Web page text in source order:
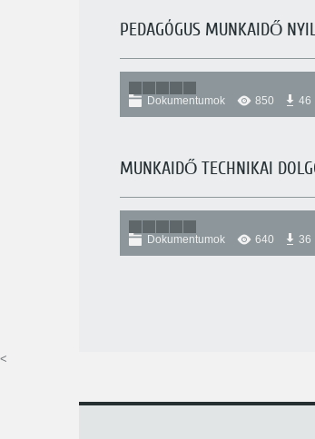
PEDAGÓGUS MUNKAIDŐ
Dokumentumok 850 46
MUNKAIDŐ TECHNIKAI
Dokumentumok 640 36
<